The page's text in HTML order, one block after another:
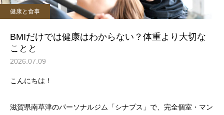
プロテインを飲めば筋肉は
つく？実は多くの人が勘違
いしていること
汗をかけば脂肪は燃え
実は多くの人が勘違い
いること
健康と食事
BMIだけでは健康はわからない？体重より大切な
ことと
2026.07.09
こんにちは！
滋賀県南草津のパーソナルジム「シナプス」で、完全個室・マン